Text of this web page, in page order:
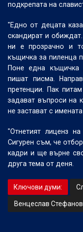
подкрепата на
"Едно от децата
скандират и
ни е прозрачно и
къщичка за пиленца
Поне една къщичка
пишат писма.
претенции. Пак
задават въпроси на
не застават с
"Отнетият лиценз
Сигурен съм, че
кадри и ще върне
друга тема от деня.
Ключови думи:
Венцеслав Стефанов